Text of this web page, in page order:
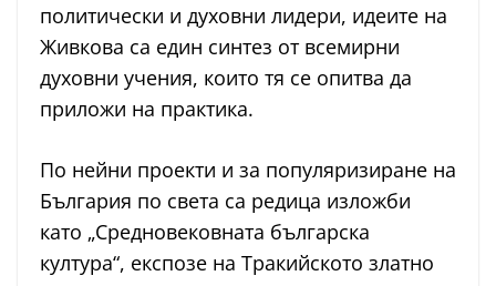
политически и духовни лидери, идеите на
Живкова са един синтез от всемирни
духовни учения, които тя се опитва да
приложи на практика.
По нейни проекти и за популяризиране на
България по света са редица изложби
като „Средновековната българска
култура“, експозе на Тракийското златно